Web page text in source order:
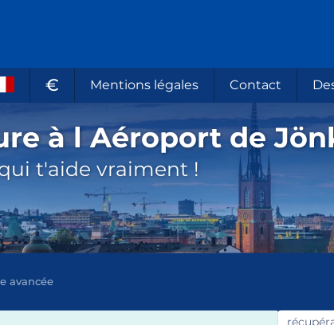
€ Mentions légales Contact
à l Aéroport de
t'aide vraiment !
avancée